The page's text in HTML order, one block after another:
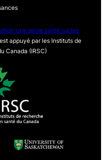
Une seule santé sur les
est appuyé par les Instituts de
Canada (IRSC)